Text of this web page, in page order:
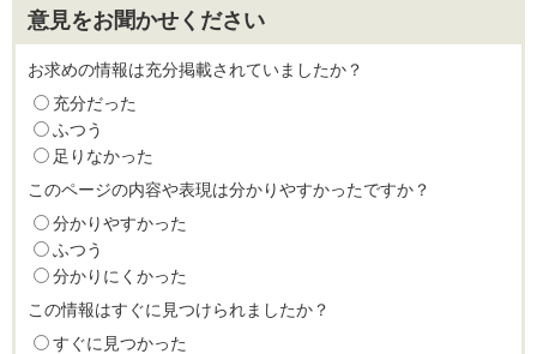
意見をお聞かせください
お求めの情報は充分掲載されていましたか？
充分だった
ふつう
足りなかった
このページの内容や表現は分かりやすかったですか？
分かりやすかった
ふつう
分かりにくかった
この情報はすぐに見つけられましたか？
すぐに見つかった